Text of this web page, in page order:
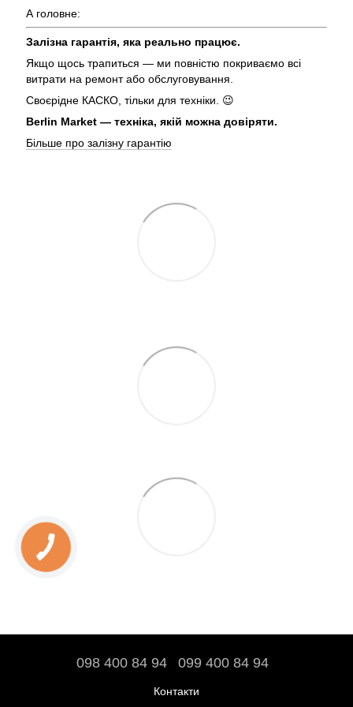
А головне:
Залізна гарантія, яка реально працює.
Якщо щось трапиться — ми повністю покриваємо всі
витрати на ремонт або обслуговування.
Своєрідне КАСКО, тільки для техніки. 😉
Berlin Market — техніка, якій можна довіряти.
Більше про залізну гарантію
098 400 84 94‬ 099 400 84 94
Контакти